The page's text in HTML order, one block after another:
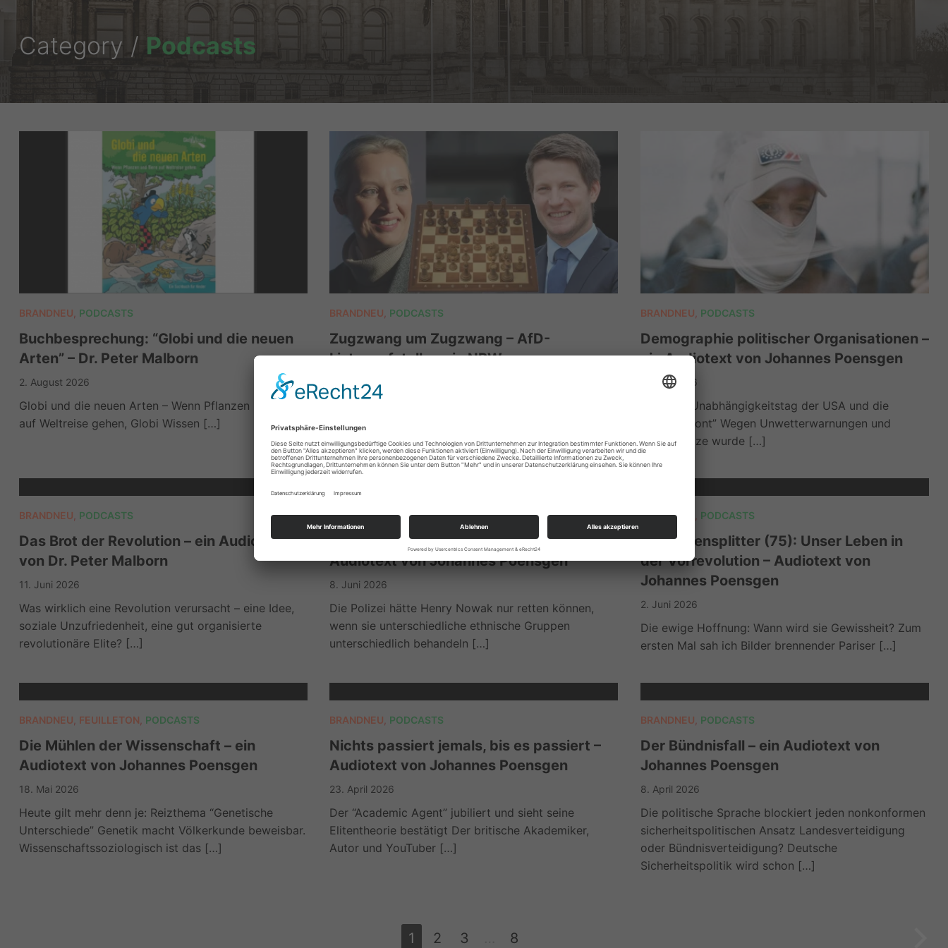
Category / Podcasts
BRANDNEU PODCASTS
Buchbesprechung: “Globi und die neuen
Arten” – Dr. Peter Malborn
2. August 2026
Globi und die neuen Arten – Wenn Pflanzen und Tiere
auf Weltreise gehen, Globi Wissen […]
BRANDNEU PODCASTS
Zugzwang um Zugzwang – AfD-
Listenaufstellung in NRW
26. Juli 2026
Westfalen Im Kampf um die Listenaufstellung in NRW
haben die […]
BRANDNEU PODCASTS
Demographie politischer Organisationen –
ein Audiotext von Johannes Poensgen
11. Juli 2026
Der 250. Unabhängigkeitstag der USA und die
“Patriot Front” Wegen Unwetterwarnungen und
großer Hitze wurde […]
BRANDNEU PODCASTS
Das Brot der Revolution – ein Audiotext
von Dr. Peter Malborn
11. Juni 2026
Was wirklich eine Revolution verursacht – eine Idee,
soziale Unzufriedenheit, eine gut organisierte
revolutionäre Elite? […]
BRANDNEU,PODCASTS
Todesursache: Antirassismus – ein
Audiotext von Johannes Poensgen
8. Juni 2026
Die Polizei hätte Henry Nowak nur retten können,
wenn sie unterschiedliche ethnische Gruppen
unterschiedlich behandeln […]
BRANDNEU PODCASTS
Gedankensplitter (75): Unser Leben in
der Vorrevolution – Audiotext von
Johannes Poensgen
2. Juni 2026
Die ewige Hoffnung: Wann wird sie Gewissheit? Zum
ersten Mal sah ich Bilder brennender Pariser […]
BRANDNEU FEUILLETON PODCASTS
Die Mühlen der Wissenschaft – ein
Audiotext von Johannes Poensgen
18. Mai 2026
Heute gilt mehr denn je: Reizthema “Genetische
Unterschiede” Genetik macht Völkerkunde beweisbar.
Wissenschaftssoziologisch ist das […]
BRANDNEU PODCASTS
Nichts passiert jemals, bis es passiert –
Audiotext von Johannes Poensgen
23. April 2026
Der “Academic Agent” jubiliert und sieht seine
Elitentheorie bestätigt Der britische Akademiker,
Autor und YouTuber […]
BRANDNEU PODCASTS
Der Bündnisfall – ein Audiotext von
Johannes Poensgen
8. April 2026
Die politische Sprache blockiert jeden nonkonformen
sicherheitspolitischen Ansatz Landesverteidigung
oder Bündnisverteidigung? Deutsche
Sicherheitspolitik wird schon […]
1 2 3 8